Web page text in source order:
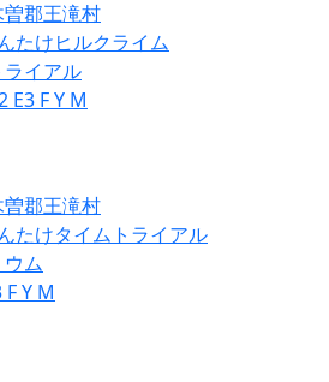
郡王滝村
たけヒルクライム
ライアル
E3 FY M
郡王滝村
たけタイムトライアル
ム
FY M